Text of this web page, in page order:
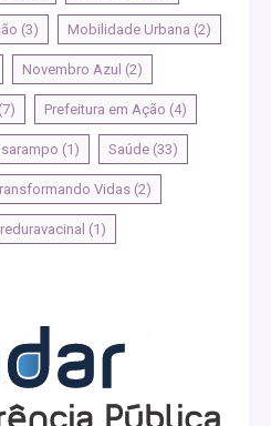
(3) Mobilidade Urbana (2)
Novembro Azul (2)
(7) Prefeitura em Ação (4)
sarampo (1) Saúde (33)
Vidas (2)
(1)